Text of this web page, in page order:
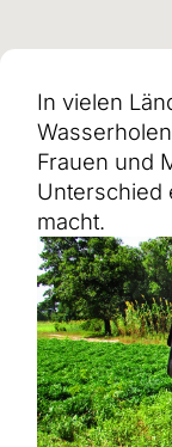
Patenschaft für
Testament und Legat
Philanthropie
Erdbeben Venezuela
Hilfe für Ukraine
Hilfe für Sudan
Hilfe für Afghanistan
Alle Nothilfe-Projekte
Einsatzgebiete
Wirkung und Erfolge
Mittelverwendung
Jahresbericht und
Afrika
Asien
Lateinamerika
Naher Osten und
In vielen
Frauen und
Unterschied
macht.